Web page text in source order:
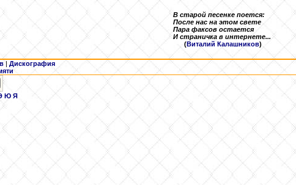
В старой песенке поется:
После нас на этом свете
Пара факсов остается
И страничка в интернете...
(Виталий Калашников)
| Дискография
Ю Я